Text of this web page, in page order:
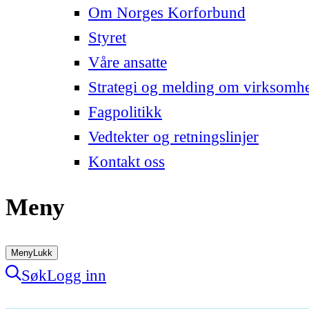
Om Norges Korforbund
Styret
Våre ansatte
Strategi og melding om
Fagpolitikk
Vedtekter og retningslinjer
Kontakt oss
Meny
MenyLukk
SøkLogg inn